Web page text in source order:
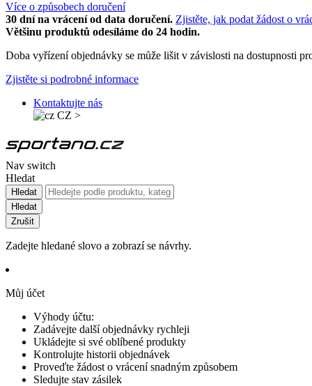
Více o způsobech doručení
30 dní na vrácení od data doručení. Zjistěte, jak podat žádost o
Většinu produktů odesíláme do 24 hodin.
Doba vyřízení objednávky se může lišit v závislosti na dostupnosti
Zjistěte si podrobné informace
Kontaktujte nás
CZ >
Nav switch
Hledat
Hledat
Hledat
Zrušit
Zadejte hledané slovo a zobrazí se návrhy.
Můj účet
Výhody účtu:
Zadávejte další objednávky rychleji
Ukládejte si své oblíbené produkty
Kontrolujte historii objednávek
Proveďte žádost o vrácení snadným způsobem
Sledujte stav zásilek